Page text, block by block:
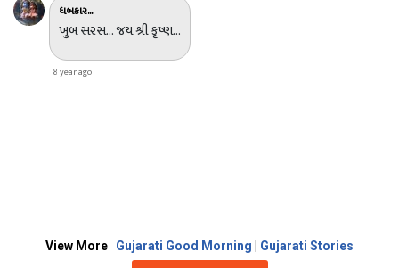
ધબકાર...
ખુબ સરસ... જય શ્રી કૃષ્ણ...
8 year ago
View More Gujarati Good Morning Gujarati Stories